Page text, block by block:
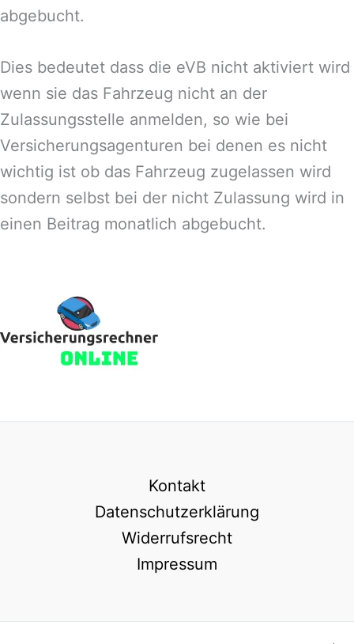
abgebucht.
Dies bedeutet dass die eVB nicht aktiviert wird
wenn sie das Fahrzeug nicht an der
Zulassungsstelle anmelden, so wie bei
Versicherungsagenturen bei denen es nicht
wichtig ist ob das Fahrzeug zugelassen wird
sondern selbst bei der nicht Zulassung wird in
einen Beitrag monatlich abgebucht.
Kontakt
Datenschutzerklärung
Widerrufsrecht
Impressum